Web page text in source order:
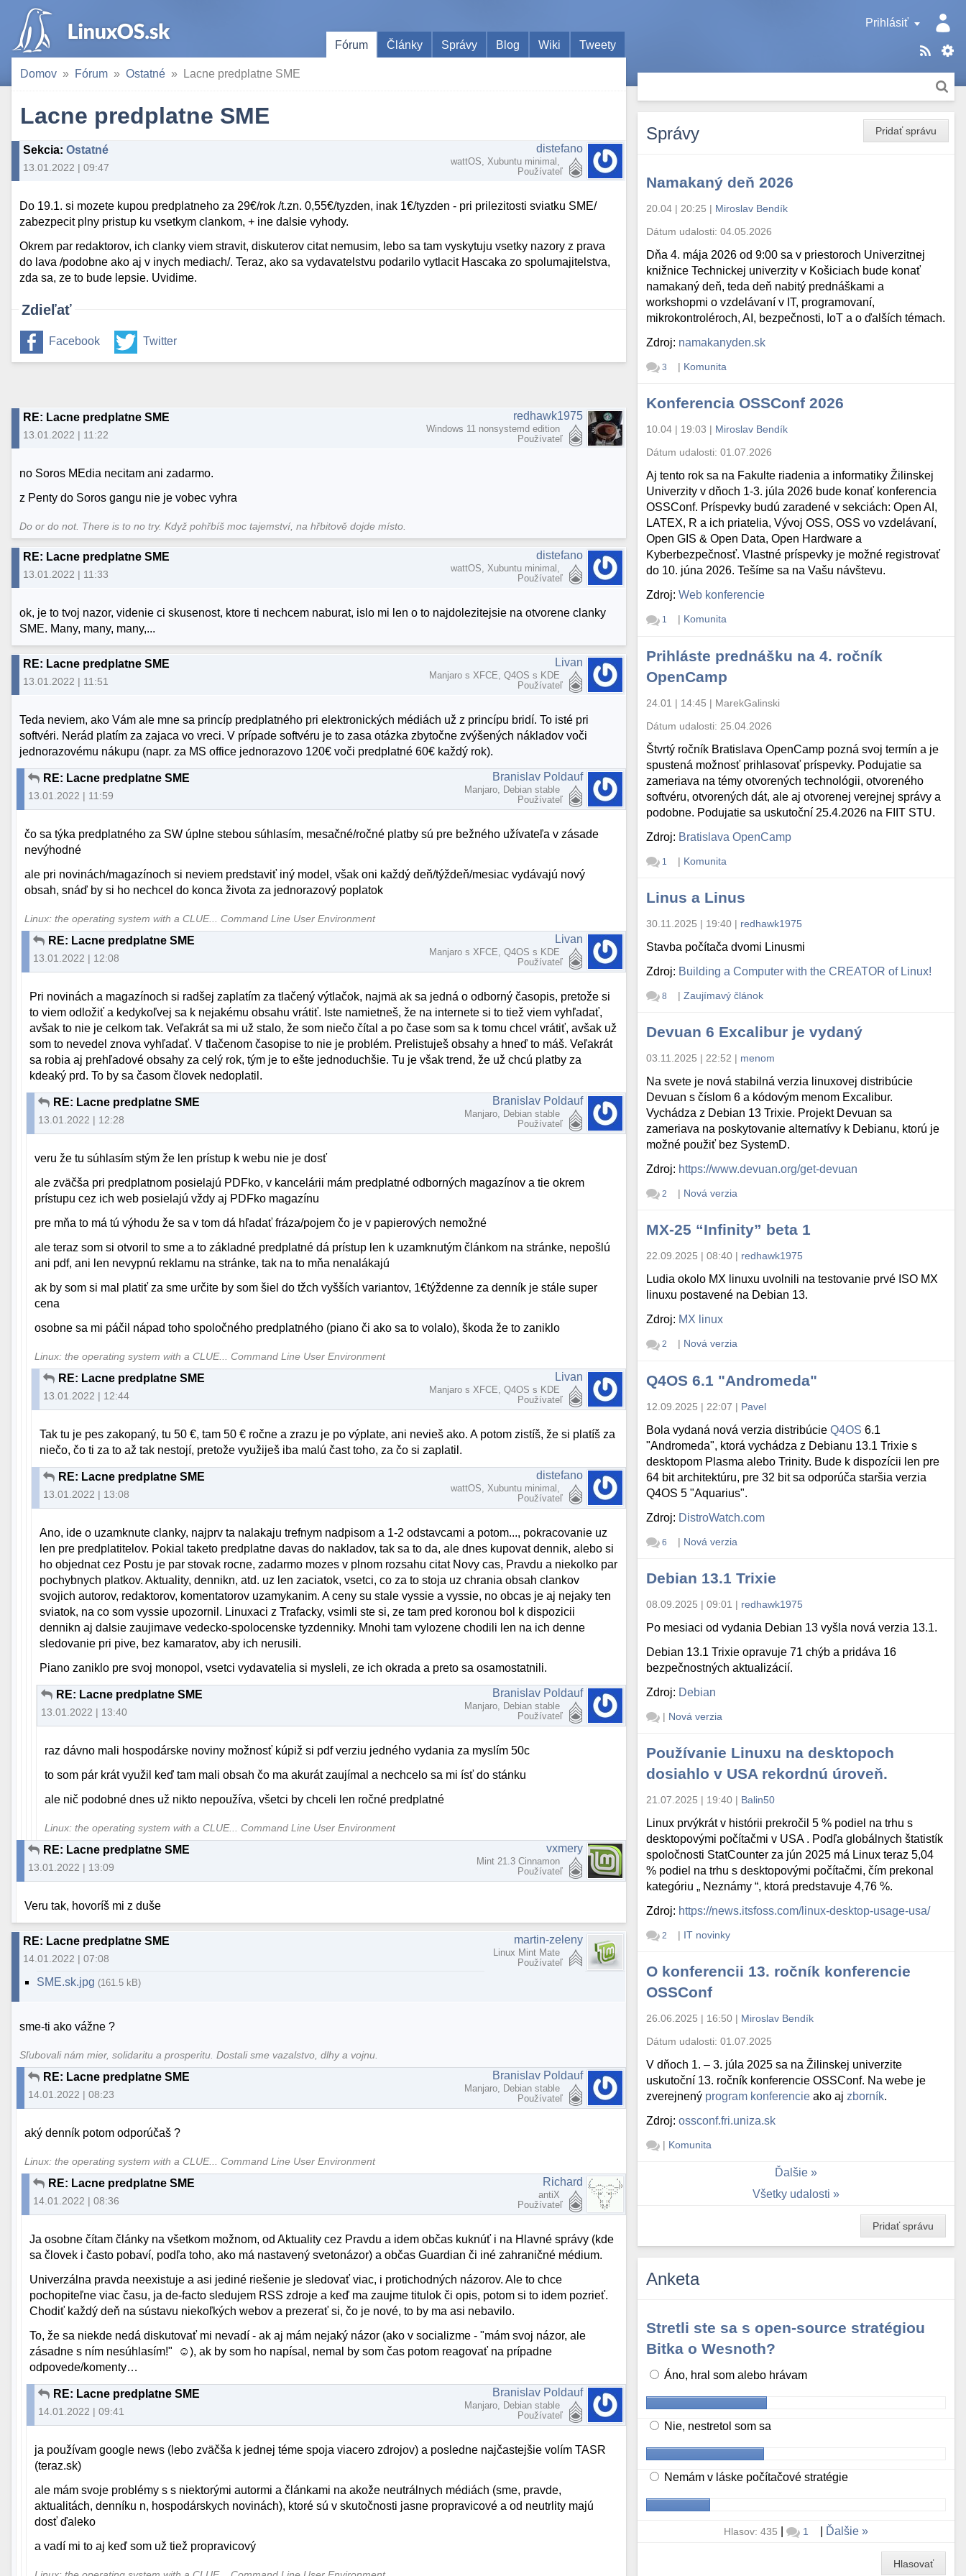
Prihlásiť
Fórum
Články Správy Blog Wiki Tweety
Domov Fórum Ostatné Lacne predplatne SME
Lacne predplatne SME
Sekcia: Ostatné
13.01.2022 | 09:47
distefano
wattOS, Xubuntu minimal,
Používateľ
Do 19.1. si mozete kupou predplatneho za 29€/rok /t.zn. 0,55€/tyzden, inak 1€/tyzden - pri prilezitosti sviatku SME/
zabezpecit plny pristup ku vsetkym clankom, + ine dalsie vyhody.
Okrem par redaktorov, ich clanky viem stravit, diskuterov citat nemusim, lebo sa tam vyskytuju vsetky nazory z prava
do lava /podobne ako aj v inych mediach/. Teraz, ako sa vydavatelstvu podarilo vytlacit Hascaka zo spolumajitelstva,
zda sa, ze to bude lepsie. Uvidime.
Zdieľať
Facebook Twitter
RE: Lacne predplatne SME
13.01.2022 | 11:22
redhawk1975
Windows 11 nonsystemd edition
Používateľ
no Soros MEdia necitam ani zadarmo.
z Penty do Soros gangu nie je vobec vyhra
Do or do not. There is to no try.​ Když pohřbíš moc tajemství, na hřbitově dojde místo.
RE: Lacne predplatne SME
13.01.2022 | 11:33
distefano
wattOS, Xubuntu minimal,
Používateľ
ok, je to tvoj nazor, videnie ci skusenost, ktore ti nechcem naburat, islo mi len o to najdolezitejsie na otvorene clanky
SME. Many, many, many,...
RE: Lacne predplatne SME
13.01.2022 | 11:51
Livan
Manjaro s XFCE, Q4OS s KDE
Používateľ
Teda neviem, ako Vám ale mne sa princíp predplatného pri elektronických médiách už z princípu bridí. To isté pri
softvéri. Nerád platím za zajaca vo vreci. V prípade softvéru je to zasa otázka zbytočne zvýšených nákladov voči
jednorazovému nákupu (napr. za MS office jednorazovo 120€ voči predplatné 60€ každý rok).
RE: Lacne predplatne SME
13.01.2022 | 11:59
Branislav Poldauf
Manjaro, Debian stable
Používateľ
čo sa týka predplatného za SW úplne stebou súhlasím, mesačné/ročné platby sú pre bežného užívateľa v zásade
nevýhodné
ale pri novinách/magazínoch si neviem predstaviť iný model, však oni každý deň/týždeň/mesiac vydávajú nový
obsah, snáď by si ho nechcel do konca života za jednorazový poplatok
Linux: the operating system with a CLUE... Command Line User Environment
RE: Lacne predplatne SME
13.01.2022 | 12:08
Livan
Manjaro s XFCE, Q4OS s KDE
Používateľ
Pri novinách a magazínoch si radšej zaplatím za tlačený výtlačok, najmä ak sa jedná o odborný časopis, pretože si
to viem odložiť a kedykoľvej sa k nejakému obsahu vrátiť. Iste namietneš, že na internete si to tiež viem vyhľadať,
avšak to nie je celkom tak. Veľakrát sa mi už stalo, že som niečo čítal a po čase som sa k tomu chcel vrátiť, avšak už
som to nevedel znova vyhľadať. V tlačenom časopise to nie je problém. Prelistuješ obsahy a hneď to máš. Veľakrát
sa robia aj prehľadové obsahy za celý rok, tým je to ešte jednoduchšie. Tu je však trend, že už chcú platby za
kdeaký prd. To by sa časom človek nedoplatil.
RE: Lacne predplatne SME
13.01.2022 | 12:28
Branislav Poldauf
Manjaro, Debian stable
Používateľ
veru že tu súhlasím stým že len prístup k webu nie je dosť
ale zväčša pri predplatnom posielajú PDFko, v kancelárii mám predplatné odborných magazínov a tie okrem
prístupu cez ich web posielajú vždy aj PDFko magazínu
pre mňa to má tú výhodu že sa v tom dá hľadať fráza/pojem čo je v papierových nemožné
ale teraz som si otvoril to sme a to základné predplatné dá prístup len k uzamknutým článkom na stránke, nepošlú
ani pdf, ani len nevypnú reklamu na stránke, tak na to mňa nenalákajú
ak by som si mal platiť za sme určite by som šiel do tžch vyšších variantov, 1€týždenne za denník je stále super
cena
osobne sa mi páčil nápad toho spoločného predplatného (piano či ako sa to volalo), škoda že to zaniklo
Linux: the operating system with a CLUE... Command Line User Environment
RE: Lacne predplatne SME
13.01.2022 | 12:44
Livan
Manjaro s XFCE, Q4OS s KDE
Používateľ
Tak tu je pes zakopaný, tu 50 €, tam 50 € ročne a zrazu je po výplate, ani nevieš ako. A potom zistíš, že si platíš za
niečo, čo ti za to až tak nestojí, pretože využiješ iba malú čast toho, za čo si zaplatil.
RE: Lacne predplatne SME
13.01.2022 | 13:08
distefano
wattOS, Xubuntu minimal,
Používateľ
Ano, ide o uzamknute clanky, najprv ta nalakaju trefnym nadpisom a 1-2 odstavcami a potom..., pokracovanie uz
len pre predplatitelov. Pokial taketo predplatne davas do nakladov, tak sa to da, ale dnes kupovat dennik, alebo si
ho objednat cez Postu je par stovak rocne, zadarmo mozes v plnom rozsahu citat Novy cas, Pravdu a niekolko par
pochybnych platkov. Aktuality, dennikn, atd. uz len zaciatok, vsetci, co za to stoja uz chrania obsah clankov
svojich autorov, redaktorov, komentatorov uzamykanim. A ceny su stale vyssie a vyssie, no obcas je aj nejaky ten
sviatok, na co som vyssie upozornil. Linuxaci z Trafacky, vsimli ste si, ze tam pred koronou bol k dispozicii
dennikn aj dalsie zaujimave vedecko-spolocenske tyzdenniky. Mnohi tam vylozene chodili len na ich denne
sledovanie pri pive, bez kamaratov, aby ich nerusili.
Piano zaniklo pre svoj monopol, vsetci vydavatelia si mysleli, ze ich okrada a preto sa osamostatnili.
RE: Lacne predplatne SME
13.01.2022 | 13:40
Branislav Poldauf
Manjaro, Debian stable
Používateľ
raz dávno mali hospodárske noviny možnosť kúpiž si pdf verziu jedného vydania za myslím 50c
to som pár krát využil keď tam mali obsah čo ma akurát zaujímal a nechcelo sa mi ísť do stánku
ale nič podobné dnes už nikto nepoužíva, všetci by chceli len ročné predplatné
Linux: the operating system with a CLUE... Command Line User Environment
RE: Lacne predplatne SME
13.01.2022 | 13:09
vxmery
Mint 21.3 Cinnamon
Používateľ
Veru tak, hovoríš mi z duše
RE: Lacne predplatne SME
14.01.2022 | 07:08
martin-zeleny
Linux Mint Mate
Používateľ
SME.sk.jpg (161.5 kB)
sme-ti ako vážne ?
Sľubovali nám mier, solidaritu a prosperitu. Dostali sme vazalstvo, dlhy a vojnu.
RE: Lacne predplatne SME
14.01.2022 | 08:23
Branislav Poldauf
Manjaro, Debian stable
Používateľ
aký denník potom odporúčaš ?
Linux: the operating system with a CLUE... Command Line User Environment
RE: Lacne predplatne SME
14.01.2022 | 08:36
Richard
antiX
Používateľ
Ja osobne čítam články na všetkom možnom, od Aktuality cez Pravdu a idem občas kuknúť i na Hlavné správy (kde
sa človek i často pobaví, podľa toho, ako má nastavený svetonázor) a občas Guardian či iné zahraničné médium.
Univerzálna pravda neexistuje a asi jediné riešenie je sledovať viac, i protichodných názorov. Ale to chce
pochopiteľne viac času, ja de-facto sledujem RSS zdroje a keď ma zaujme titulok či opis, potom si to idem pozrieť.
Chodiť každý deň na sústavu niekoľkých webov a prezerať si, čo je nové, to by ma asi nebavilo.
To, že sa niekde nedá diskutovať mi nevadí - ak aj mám nejaký názor (ako v socializme - "mám svoj názor, ale
zásadne s ním nesúhlasím!" ☺), ak by som ho napísal, nemal by som čas potom reagovať na prípadne
odpovede/komenty…
RE: Lacne predplatne SME
14.01.2022 | 09:41
Branislav Poldauf
Manjaro, Debian stable
Používateľ
ja používam google news (lebo zväčša k jednej téme spoja viacero zdrojov) a posledne najčastejšie volím TASR
(teraz.sk)
ale mám svoje problémy s s niektorými autormi a článkami na akože neutrálnych médiách (sme, pravde,
aktualitách, denníku n, hospodárskych novinách), ktoré sú v skutočnosti jasne propravicové a od neutrlity majú
dosť ďaleko
a vadí mi to aj keď som už tiež propravicový
Pridať správu
Správy
Namakaný deň 2026
20.04 | 20:25 | Miroslav Bendík
Dátum udalosti:04.05.2026
Dňa 4. mája 2026 od 9:00 sa v priestoroch Univerzitnej
knižnice Technickej univerzity v Košiciach bude konať
namakaný deň, teda deň nabitý prednáškami a
workshopmi o vzdelávaní v IT, programovaní,
mikrokontroléroch, AI, bezpečnosti, IoT a o ďalších témach.
Zdroj: namakanyden.sk
3 | Komunita
Konferencia OSSConf 2026
10.04 | 19:03 | Miroslav Bendík
Dátum udalosti:01.07.2026
Aj tento rok sa na Fakulte riadenia a informatiky Žilinskej
Univerzity v dňoch 1-3. júla 2026 bude konať konferencia
OSSConf. Príspevky budú zaradené v sekciách: Open AI,
LATEX, R a ich priatelia, Vývoj OSS, OSS vo vzdelávaní,
Open GIS & Open Data, Open Hardware a
Kyberbezpečnosť. Vlastné príspevky je možné registrovať
do 10. júna 2026. Tešíme sa na Vašu návštevu.
Zdroj:Web konferencie
1 | Komunita
Prihláste prednášku na 4. ročník
OpenCamp
24.01 | 14:45 | MarekGalinski
Dátum udalosti: 25.04.2026
Štvrtý ročník Bratislava OpenCamp pozná svoj termín a je
spustená možnosť prihlasovať príspevky. Podujatie sa
zameriava na témy otvorených technológii, otvoreného
softvéru, otvorených dát, ale aj otvorenej verejnej správy a
podobne. Podujatie sa uskutoční 25.4.2026 na FIIT STU.
Zdroj: Bratislava OpenCamp
1 | Komunita
Linus a Linus
30.11.2025 | 19:40 | redhawk1975
Stavba počítača dvomi Linusmi
Zdroj: Building a Computer with the CREATOR of Linux!
8 | Zaujímavý článok
Devuan 6 Excalibur je vydaný
03.11.2025 | 22:52 | menom
Na svete je nová stabilná verzia linuxovej distribúcie
Devuan s číslom 6 a kódovým menom Excalibur.
Vychádza z Debian 13 Trixie. Projekt Devuan sa
zameriava na poskytovanie alternatívy k Debianu, ktorú je
možné použiť bez SystemD.
Zdroj: https://www.devuan.org/get-devuan
2 | Nová verzia
MX-25 “Infinity” beta 1
22.09.2025 | 08:40 | redhawk1975
Ludia okolo MX linuxu uvolnili na testovanie prvé ISO MX
linuxu postavené na Debian 13.
Zdroj: MX linux
2 | Nová verzia
Q4OS 6.1 "Andromeda"
12.09.2025 | 22:07 | Pavel
Bola vydaná nová verzia distribúcieQ4OS 6.1
"Andromeda", ktorá vychádza z Debianu 13.1 Trixie s
desktopom Plasma alebo Trinity. Bude k dispozícii len pre
64 bit architektúru, pre 32 bit sa odporúča staršia verzia
Q4OS 5 "Aquarius".
Zdroj: DistroWatch.com
6 | Nová verzia
Debian 13.1 Trixie
08.09.2025 | 09:01 | redhawk1975
Po mesiaci od vydania Debian 13 vyšla nová verzia 13.1.
Debian 13.1 Trixie opravuje 71 chýb a pridáva 16
bezpečnostných aktualizácií.
Zdroj: Debian
| Nová verzia
Používanie Linuxu na desktopoch
dosiahlo v USA rekordnú úroveň.
21.07.2025 | 19:40 | Balin50
Linux prvýkrát v histórii prekročil 5 % podiel na trhu s
desktopovými počítačmi v USA . Podľa globálnych štatistík
spoločnosti StatCounter za jún 2025 má Linux teraz 5,04
% podiel na trhu s desktopovými počítačmi, čím prekonal
kategóriu „ Neznámy “, ktorá predstavuje 4,76 %.
Zdroj: https://news.itsfoss.com/linux-desktop-usage-usa/
2 | IT novinky
O konferencii 13. ročník konferencie
OSSConf
26.06.2025 | 16:50 | Miroslav Bendík
Dátum udalosti:01.07.2025
V dňoch 1. – 3. júla 2025 sa na Žilinskej univerzite
uskutoční 13. ročník konferencie OSSConf. Na webe je
zverejnený program konferencie ako aj zborník.
Zdroj:ossconf.fri.uniza.sk
| Komunita
Ďalšie
Všetky udalosti
Pridať správu
Anketa
Stretli ste sa s open-source stratégiou
Bitka o Wesnoth?
Áno, hral som alebo hrávam
Nie, nestretol som sa
Nemám v láske počítačové stratégie
Hlasov: 435 | 1 Ďalšie
Hlasovať